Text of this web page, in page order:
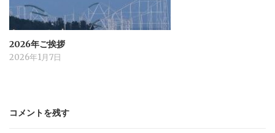
2026年ご挨拶
2026年1月7日
コメントを残す